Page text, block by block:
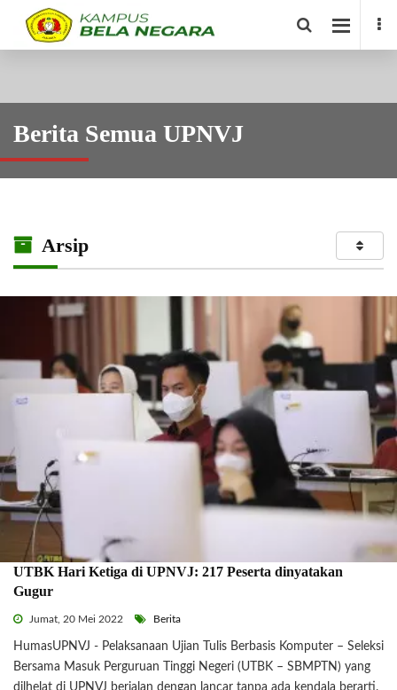
Berita Semua UPNVJ
Arsip
UTBK Hari Ketiga di UPNVJ: 217 Peserta dinyatakan
Gugur
Jumat, 20 Mei 2022 Berita
HumasUPNVJ - Pelaksanaan Ujian Tulis Berbasis Komputer – Seleksi
Bersama Masuk Perguruan Tinggi Negeri (UTBK – SBMPTN) yang
dilhelat di UPNVJ berjalan dengan lancar tanpa ada kendala berarti.